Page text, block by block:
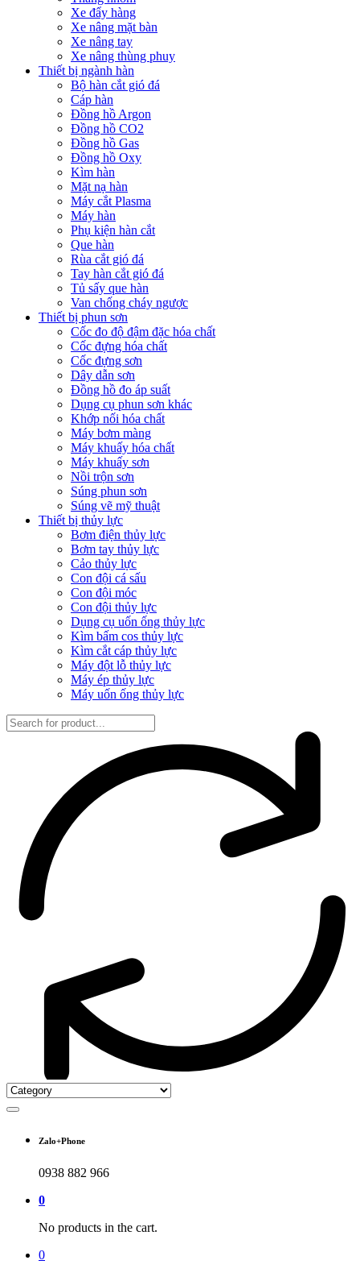
Xe đẩy hàng
Xe nâng mặt bàn
Xe nâng tay
Xe nâng thùng phuy
Thiết bị ngành hàn
Bộ hàn cắt gió đá
Cáp hàn
Đồng hồ Argon
Đồng hồ CO2
Đồng hồ Gas
Đồng hồ Oxy
Kìm hàn
Mặt nạ hàn
Máy cắt Plasma
Máy hàn
Phụ kiện hàn cắt
Que hàn
Rùa cắt gió đá
Tay hàn cắt gió đá
Tủ sấy que hàn
Van chống cháy ngược
Thiết bị phun sơn
Cốc đo độ đậm đặc hóa chất
Cốc đựng hóa chất
Cốc đựng sơn
Dây dẫn sơn
Đồng hồ đo áp suất
Dụng cụ phun sơn khác
Khớp nối hóa chất
Máy bơm màng
Máy khuấy hóa chất
Máy khuấy sơn
Nồi trộn sơn
Súng phun sơn
Súng vẽ mỹ thuật
Thiết bị thủy lực
Bơm điện thủy lực
Bơm tay thủy lực
Cảo thủy lực
Con đội cá sấu
Con đội móc
Con đội thủy lực
Dụng cụ uốn ống thủy lực
Kìm bấm cos thủy lực
Kìm cắt cáp thủy lực
Máy đột lỗ thủy lực
Máy ép thủy lực
Máy uốn ống thủy lực
Zalo+Phone
0938 882 966
0
No products in the cart.
0